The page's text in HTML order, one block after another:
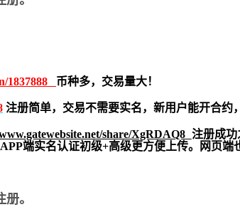
1837888 币种多，交易量大！
注册简单，交易不需要实名，新用户能开合约，
share/XgRDAQ8 注册成
端实名认证初级+高级更方便上传。网页端
。